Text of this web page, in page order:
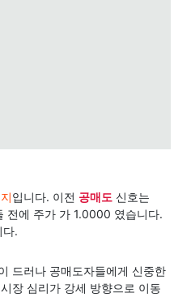
입니다. 이전 공매도 신호는
에 주가 가 1.0000 였습니다.
다.
드러나 공매도자들에게 신중한
장 심리가 강세 방향으로 이동